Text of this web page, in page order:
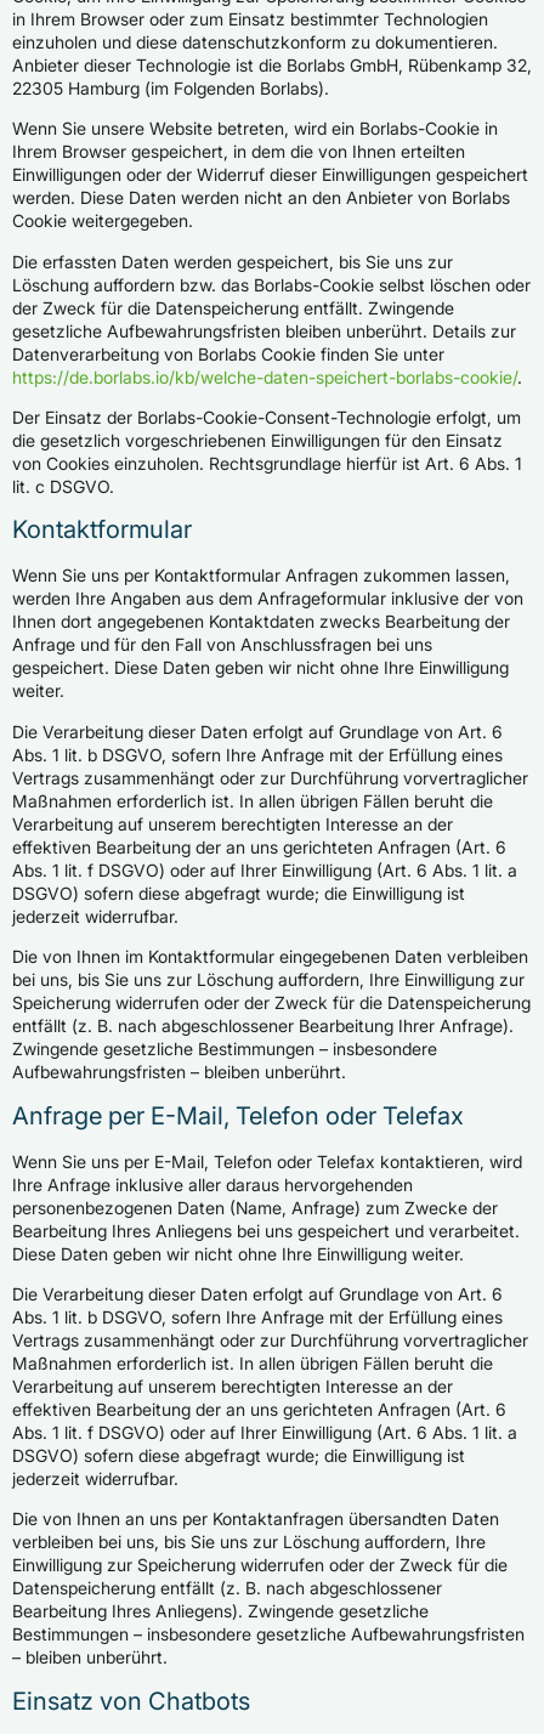
in Ihrem Browser oder zum Einsatz bestimmter Technologien
einzuholen und diese datenschutzkonform zu dokumentieren.
Anbieter dieser Technologie ist die Borlabs GmbH, Rübenkamp 32,
22305 Hamburg (im Folgenden Borlabs).
Wenn Sie unsere Website betreten, wird ein Borlabs-Cookie in
Ihrem Browser gespeichert, in dem die von Ihnen erteilten
Einwilligungen oder der Widerruf dieser Einwilligungen gespeichert
werden. Diese Daten werden nicht an den Anbieter von Borlabs
Cookie weitergegeben.
Die erfassten Daten werden gespeichert, bis Sie uns zur
Löschung auffordern bzw. das Borlabs-Cookie selbst löschen oder
der Zweck für die Datenspeicherung entfällt. Zwingende
gesetzliche Aufbewahrungsfristen bleiben unberührt. Details zur
Datenverarbeitung von Borlabs Cookie finden Sie unter
https://de.borlabs.io/kb/welche-daten-speichert-borlabs-cookie/.
Der Einsatz der Borlabs-Cookie-Consent-Technologie erfolgt, um
die gesetzlich vorgeschriebenen Einwilligungen für den Einsatz
von Cookies einzuholen. Rechtsgrundlage hierfür ist Art. 6 Abs. 1
lit. c DSGVO.
Kontaktformular
Wenn Sie uns per Kontaktformular Anfragen zukommen lassen,
werden Ihre Angaben aus dem Anfrageformular inklusive der von
Ihnen dort angegebenen Kontaktdaten zwecks Bearbeitung der
Anfrage und für den Fall von Anschlussfragen bei uns
gespeichert. Diese Daten geben wir nicht ohne Ihre Einwilligung
weiter.
Die Verarbeitung dieser Daten erfolgt auf Grundlage von Art. 6
Abs. 1 lit. b DSGVO, sofern Ihre Anfrage mit der Erfüllung eines
Vertrags zusammenhängt oder zur Durchführung vorvertraglicher
Maßnahmen erforderlich ist. In allen übrigen Fällen beruht die
Verarbeitung auf unserem berechtigten Interesse an der
effektiven Bearbeitung der an uns gerichteten Anfragen (Art. 6
Abs. 1 lit. f DSGVO) oder auf Ihrer Einwilligung (Art. 6 Abs. 1 lit. a
DSGVO) sofern diese abgefragt wurde; die Einwilligung ist
jederzeit widerrufbar.
Die von Ihnen im Kontaktformular eingegebenen Daten verbleiben
bei uns, bis Sie uns zur Löschung auffordern, Ihre Einwilligung zur
Speicherung widerrufen oder der Zweck für die Datenspeicherung
entfällt (z. B. nach abgeschlossener Bearbeitung Ihrer Anfrage).
Zwingende gesetzliche Bestimmungen – insbesondere
Aufbewahrungsfristen – bleiben unberührt.
Anfrage per E-Mail, Telefon oder Telefax
Wenn Sie uns per E-Mail, Telefon oder Telefax kontaktieren, wird
Ihre Anfrage inklusive aller daraus hervorgehenden
personenbezogenen Daten (Name, Anfrage) zum Zwecke der
Bearbeitung Ihres Anliegens bei uns gespeichert und verarbeitet.
Diese Daten geben wir nicht ohne Ihre Einwilligung weiter.
Die Verarbeitung dieser Daten erfolgt auf Grundlage von Art. 6
Abs. 1 lit. b DSGVO, sofern Ihre Anfrage mit der Erfüllung eines
Vertrags zusammenhängt oder zur Durchführung vorvertraglicher
Maßnahmen erforderlich ist. In allen übrigen Fällen beruht die
Verarbeitung auf unserem berechtigten Interesse an der
effektiven Bearbeitung der an uns gerichteten Anfragen (Art. 6
Abs. 1 lit. f DSGVO) oder auf Ihrer Einwilligung (Art. 6 Abs. 1 lit. a
DSGVO) sofern diese abgefragt wurde; die Einwilligung ist
jederzeit widerrufbar.
Die von Ihnen an uns per Kontaktanfragen übersandten Daten
verbleiben bei uns, bis Sie uns zur Löschung auffordern, Ihre
Einwilligung zur Speicherung widerrufen oder der Zweck für die
Datenspeicherung entfällt (z. B. nach abgeschlossener
Bearbeitung Ihres Anliegens). Zwingende gesetzliche
Bestimmungen – insbesondere gesetzliche Aufbewahrungsfristen
– bleiben unberührt.
Einsatz von Chatbots